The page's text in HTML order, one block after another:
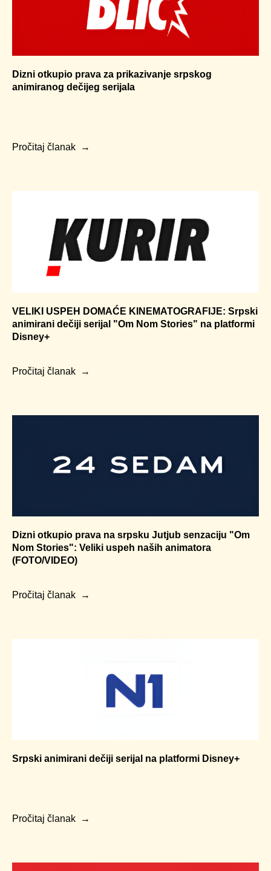
Dizni otkupio prava za prikazivanje srpskog
animiranog dečijeg serijala
Pročitaj članak
VELIKI USPEH DOMAĆE KINEMATOGRAFIJE: Srpski
animirani dečiji serijal "Om Nom Stories" na platformi
Disney+
Pročitaj članak
Dizni otkupio prava na srpsku Jutjub senzaciju "Om
Nom Stories": Veliki uspeh naših animatora
(FOTO/VIDEO)
Pročitaj članak
Srpski animirani dečiji serijal na platformi Disney+
Pročitaj članak